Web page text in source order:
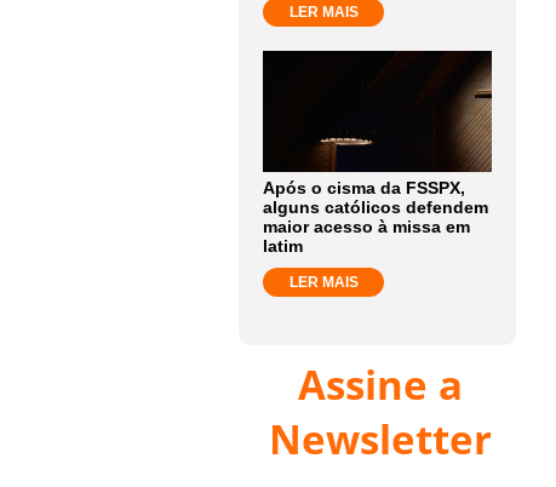
LER MAIS
Após o cisma da FSSPX,
alguns católicos defendem
maior acesso à missa em
latim
LER MAIS
Assine a
Newsletter